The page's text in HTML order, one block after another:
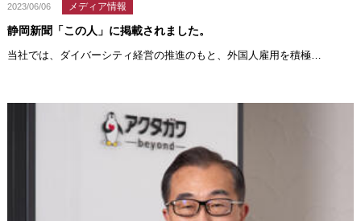
2023/06/06 メディア情報
静岡新聞「この人」に掲載されました。
当社では、ダイバーシティ経営の推進のもと、外国人雇用を積極…